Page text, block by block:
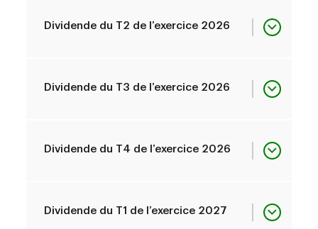
Date de déclaration décembre 04, 2025
Date ex-dividende janvier 09, 2026
Date d’inscription janvier 09, 2026
Date de paiement janvier 31, 2026
Dividende du T2 de l’exercice 2026
Date de déclaration février 26, 2026
Date ex-dividende avril 09, 2026
Date d’inscription avril 09, 2026
Dividende du T3 de l’exercice 2026
Date de déclaration mai 28, 2026
Date ex-dividende juillet 10, 2026
Dividende du T4 de l’exercice 2026
Date de déclaration août 27, 2026
Dividende du T1 de l’exercice 2027